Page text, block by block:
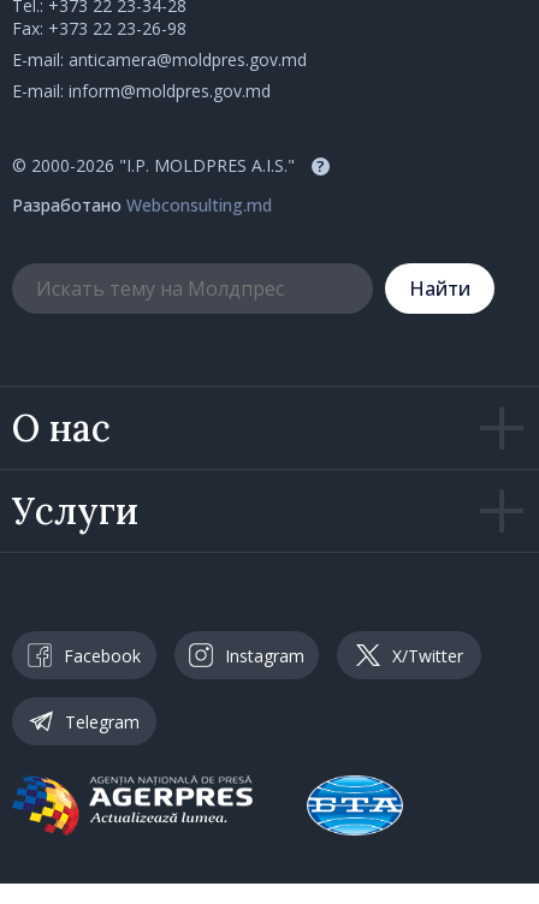
О нас
Услуги
Tel.: +373 22 23-34-28
Fax: +373 22 23-26-98
E-mail: anticamera@moldpres.gov.md
E-mail: inform@moldpres.gov.md
© 2000-2026 "I.P. MOLDPRES A.I.S." ?
Разработано Webconsulting.md
Hайти
Facebook Instagram X/Twitter
Telegram